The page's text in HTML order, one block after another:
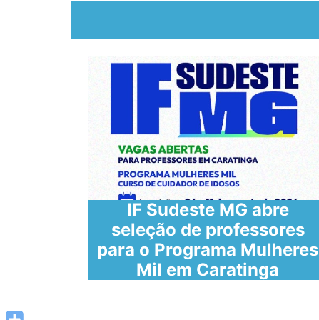
IF Sudeste MG abre
seleção de professores
para o Programa Mulheres
Mil em Caratinga